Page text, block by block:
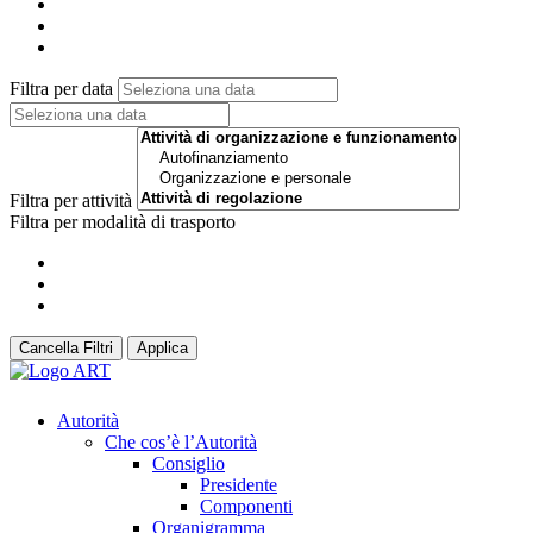
Filtra per data
Filtra per attività
Filtra per modalità di trasporto
Cancella Filtri Applica
Autorità
Che cos’è l’Autorità
Consiglio
Presidente
Componenti
Organigramma